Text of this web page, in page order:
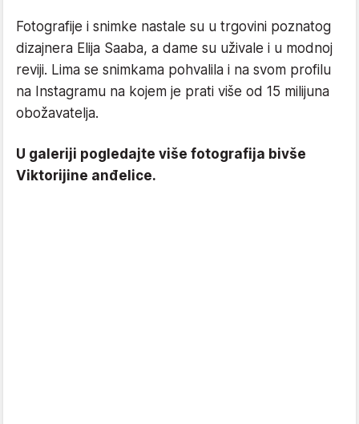
Fotografije i snimke nastale su u trgovini poznatog
dizajnera Elija Saaba, a dame su uživale i u modnoj
reviji. Lima se snimkama pohvalila i na svom profilu
na Instagramu na kojem je prati više od 15 milijuna
obožavatelja.
U galeriji pogledajte više fotografija bivše
Viktorijine anđelice.